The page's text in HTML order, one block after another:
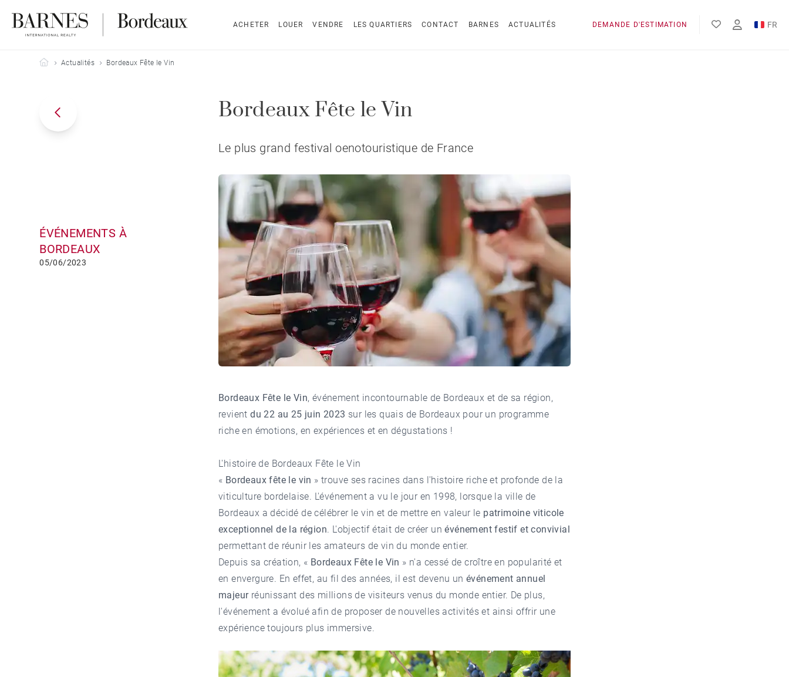
ACHETER LOUER VENDRE LES QUARTIERS CONTACT BARNES ACTUALITÉS DEMANDE D'ESTIMATION
FR
Barnes Bordeaux
Actualités Bordeaux Fête le Vin
ÉVÉNEMENTS À
BORDEAUX
05/06/2023
Bordeaux Fête le Vin
Le plus grand festival oenotouristique de France
Bordeaux Fête le Vin, événement incontournable de Bordeaux et de sa région,
revientdu 22 au 25 juin 2023 sur les quais de Bordeaux pour un programme
riche en émotions, en expériences et en dégustations !
L'histoire de Bordeaux Fête le Vin
« Bordeaux fête le vin » trouve ses racines dans l'histoire riche et profonde de la
viticulture bordelaise. L'événement a vu le jour en 1998, lorsque la ville de
Bordeaux a décidé de célébrer le vin et de mettre en valeur le patrimoine viticole
exceptionnel de la région. L'objectif était de créer unévénement festif et convivial
permettant de réunir les amateurs de vin du monde entier.
Depuis sa création, « Bordeaux Fête le Vin » n'a cessé de croître en popularité et
en envergure. En effet, au fil des années, il est devenu un événement annuel
majeurréunissant des millions de visiteurs venus du monde entier. De plus,
l'événement a évolué afin de proposer de nouvelles activités et ainsi offrir une
expérience toujours plus immersive.